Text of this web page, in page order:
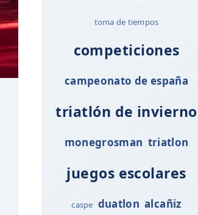
toma de tiempos
competiciones
campeonato de españa
triatlón de invierno
monegrosman triatlon
juegos escolares
caspe duatlon alcañiz